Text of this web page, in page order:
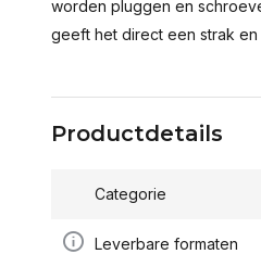
worden pluggen en
geeft het direct een strak en
Productdetails
Categorie
Leverbare formaten